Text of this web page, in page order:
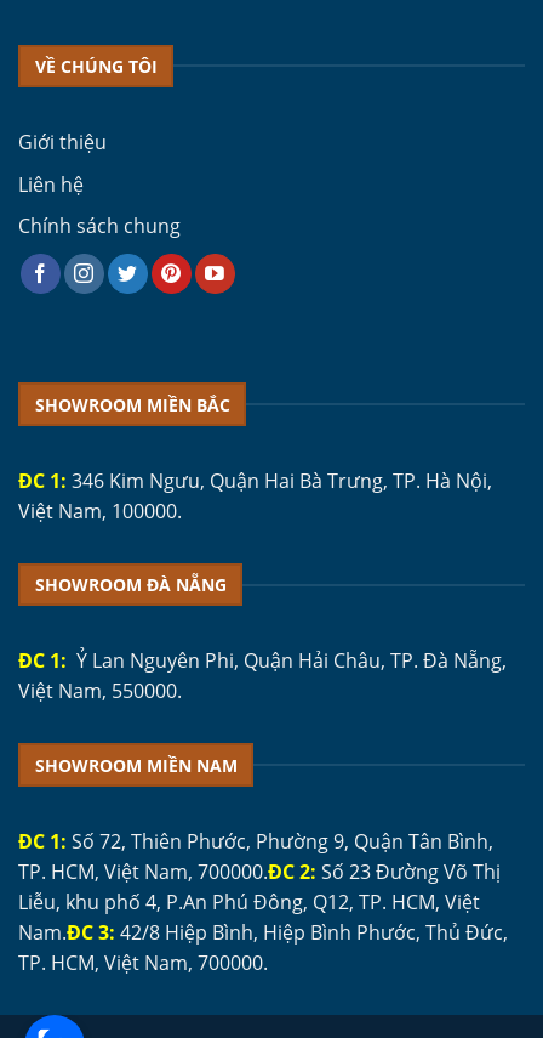
VỀ CHÚNG TÔI
Giới thiệu
Liên hệ
Chính sách chung
SHOWROOM MIỀN BẮC
ĐC 1: 346 Kim Ngưu, Quận Hai Bà Trưng, TP. Hà Nội,
Việt Nam, 100000.
SHOWROOM ĐÀ NẴNG
ĐC 1: Ỷ Lan Nguyên Phi, Quận Hải Châu, TP. Đà Nẵng,
Việt Nam, 550000.
SHOWROOM MIỀN NAM
ĐC 1: Số 72, Thiên Phước, Phường 9, Quận Tân Bình,
TP. HCM, Việt Nam, 700000.ĐC 2: Số 23 Đường Võ Thị
Liễu, khu phố 4, P.An Phú Đông, Q12, TP. HCM, Việt
Nam.ĐC 3: 42/8 Hiệp Bình, Hiệp Bình Phước, Thủ Đức,
TP. HCM, Việt Nam, 700000.